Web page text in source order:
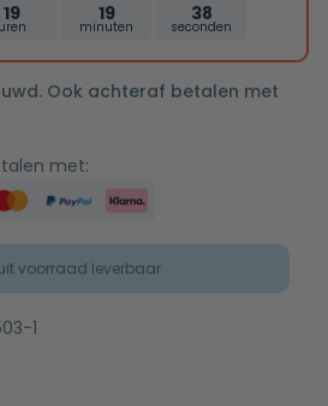
19
uren
19
minuten
38
seconden
Ook achteraf betalen met
met:
voorraad leverbaar
1